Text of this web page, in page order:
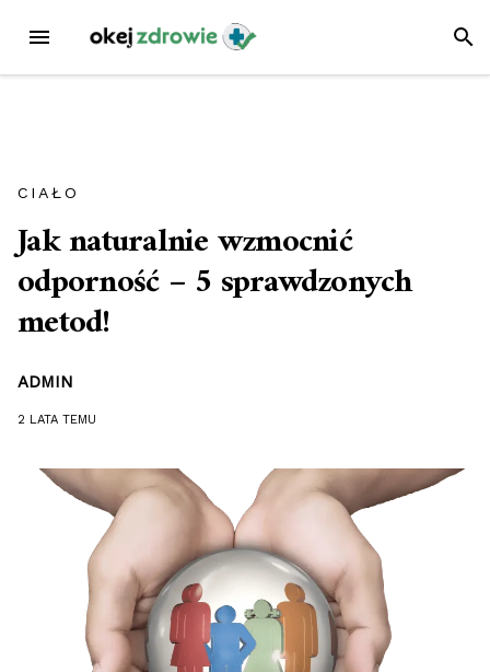
treści
MENU
CIAŁO
Jak naturalnie wzmocnić
odporność – 5 sprawdzonych
metod!
ADMIN
2 LATA TEMU